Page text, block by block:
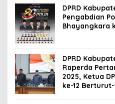
DPRD
Pengabdian
Bhayangkara
DPRD
Raperda
2025, Ketua
ke-12